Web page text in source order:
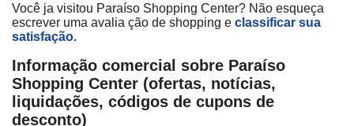
Você ja visitou Paraíso Shopping Center? Não esqueça
escrever uma avalia ção de shopping e classificar sua
satisfação.
Informação comercial sobre Paraíso
Shopping Center (ofertas, notícias,
liquidações, códigos de cupons de
desconto)